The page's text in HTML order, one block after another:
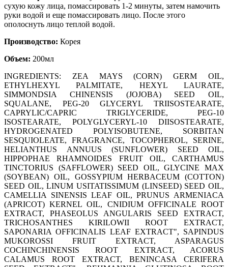
сухую кожу лица, помассировать 1-2 минуты, затем намочить
руки водой и еще помассировать лицо. После этого
ополоснуть лицо теплой водой.
Производство: Корея
Объем: 200мл
INGREDIENTS: ZEA MAYS (CORN) GERM OIL,
ETHYLHEXYL PALMITATE, HEXYL LAURATE,
SIMMONDSIA CHINENSIS (JOJOBA) SEED OIL,
SQUALANE, PEG-20 GLYCERYL TRIISOSTEARATE,
CAPRYLIC/CAPRIC TRIGLYCERIDE, PEG-10
ISOSTEARATE, POLYGLYCERYL-10 DIISOSTEARATE,
HYDROGENATED POLYISOBUTENE, SORBITAN
SESQUIOLEATE, FRAGRANCE, TOCOPHEROL, SERINE,
HELIANTHUS ANNUUS (SUNFLOWER) SEED OIL,
HIPPOPHAE RHAMNOIDES FRUIT OIL, CARTHAMUS
TINCTORIUS (SAFFLOWER) SEED OIL, GLYCINE MAX
(SOYBEAN) OIL, GOSSYPIUM HERBACEUM (COTTON)
SEED OIL, LINUM USITATISSIMUM (LINSEED) SEED OIL,
CAMELLIA SINENSIS LEAF OIL, PRUNUS ARMENIACA
(APRICOT) KERNEL OIL, CNIDIUM OFFICINALE ROOT
EXTRACT, PHASEOLUS ANGULARIS SEED EXTRACT,
TRICHOSANTHES KIRILOWII ROOT EXTRACT,
SAPONARIA OFFICINALIS LEAF EXTRACT", SAPINDUS
MUKOROSSI FRUIT EXTRACT, ASPARAGUS
COCHINCHINENSIS ROOT EXTRACT, ACORUS
CALAMUS ROOT EXTRACT, BENINCASA CERIFERA